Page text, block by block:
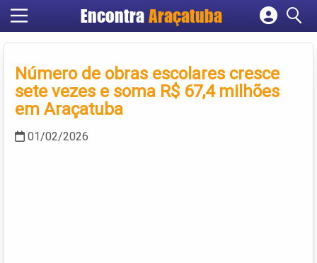
Encontra Araçatuba
Cadastrar empresa
Criar conta
Número de obras escolares cresce
sete vezes e soma R$ 67,4 milhões
em Araçatuba
01/02/2026